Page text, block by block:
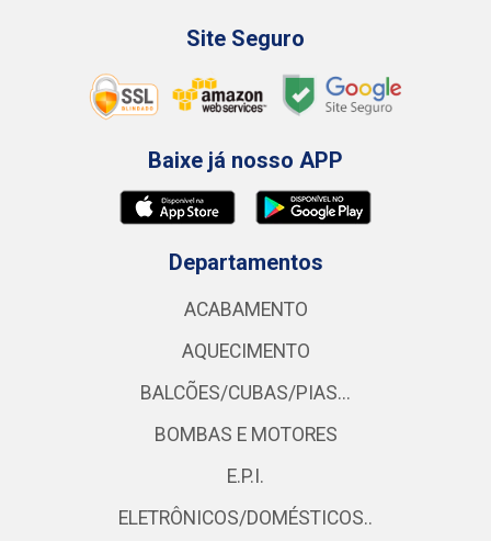
Site Seguro
Baixe já nosso APP
Departamentos
ACABAMENTO
AQUECIMENTO
BALCÕES/CUBAS/PIAS...
BOMBAS E MOTORES
E.P.I.
ELETRÔNICOS/DOMÉSTICOS..